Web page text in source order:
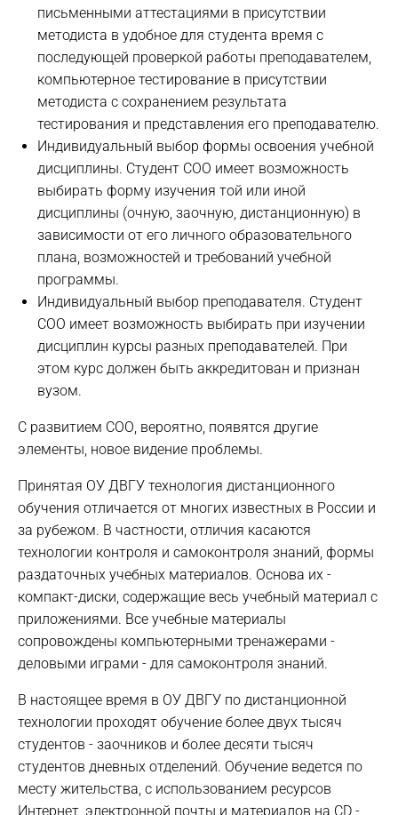
письменными аттестациями в присутствии
методиста в удобное для студента время с
последующей проверкой работы преподавателем,
компьютерное тестирование в присутствии
методиста с сохранением результата
тестирования и представления его преподавателю.
Индивидуальный выбор формы освоения учебной
дисциплины. Студент СОО имеет возможность
выбирать форму изучения той или иной
дисциплины (очную, заочную, дистанционную) в
зависимости от его личного образовательного
плана, возможностей и требований учебной
программы.
Индивидуальный выбор преподавателя. Студент
СОО имеет возможность выбирать при изучении
дисциплин курсы разных преподавателей. При
этом курс должен быть аккредитован и признан
вузом.
С развитием СОО, вероятно, появятся другие
элементы, новое видение проблемы.
Принятая ОУ ДВГУ технология дистанционного
обучения отличается от многих известных в России и
за рубежом. В частности, отличия касаются
технологии контроля и самоконтроля знаний, формы
раздаточных учебных материалов. Основа их -
компакт-диски, содержащие весь учебный материал с
приложениями. Все учебные материалы
сопровождены компьютерными тренажерами -
деловыми играми - для самоконтроля знаний.
В настоящее время в ОУ ДВГУ по дистанционной
технологии проходят обучение более двух тысяч
студентов - заочников и более десяти тысяч
студентов дневных отделений. Обучение ведется по
месту жительства, с использованием ресурсов
Интернет, электронной почты и материалов на CD -